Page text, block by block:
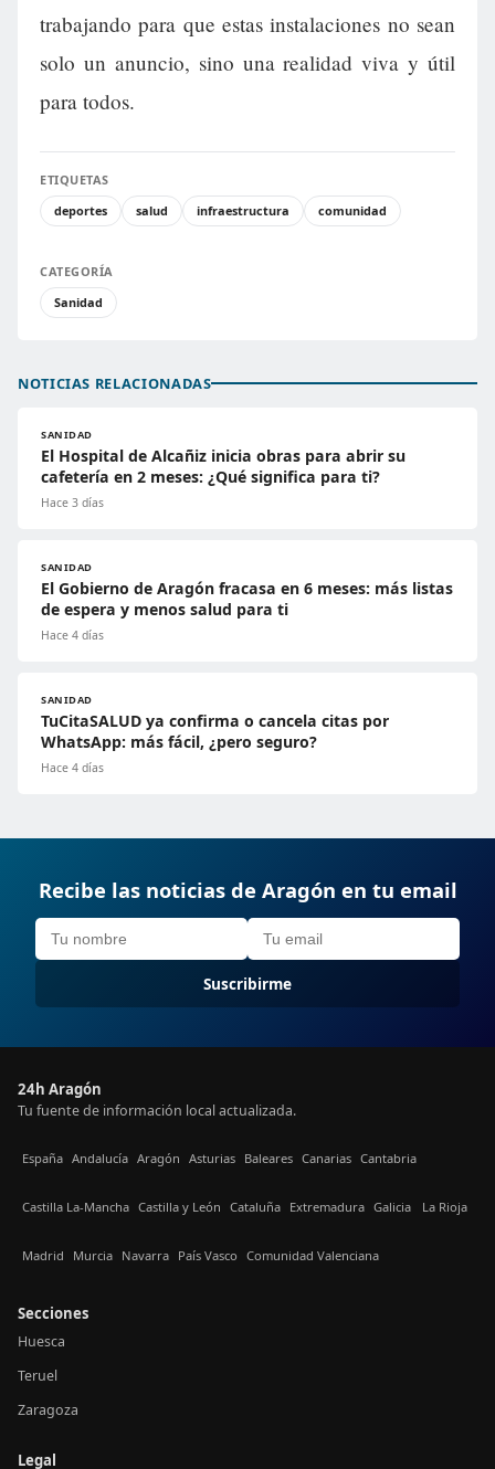
trabajando para que estas instalaciones no sean
solo un anuncio, sino una realidad viva y útil
para todos.
ETIQUETAS
deportes
salud infraestructura comunidad
CATEGORÍA
Sanidad
NOTICIAS RELACIONADAS
SANIDAD
El Hospital de Alcañiz inicia obras para abrir su
cafetería en 2 meses: ¿Qué significa para ti?
Hace 3 días
SANIDAD
El Gobierno de Aragón fracasa en 6 meses: más listas
de espera y menos salud para ti
Hace 4 días
SANIDAD
TuCitaSALUD ya confirma o cancela citas por
WhatsApp: más fácil, ¿pero seguro?
Hace 4 días
Recibe las noticias de Aragón en tu email
Suscribirme
24h Aragón
Tu fuente de información local actualizada.
España Andalucía Aragón Asturias Baleares Canarias Cantabria
Castilla La-Mancha Castilla y León Cataluña Extremadura Galicia La Rioja
Madrid Murcia Navarra País Vasco Comunidad Valenciana
Secciones
Huesca
Teruel
Zaragoza
Legal